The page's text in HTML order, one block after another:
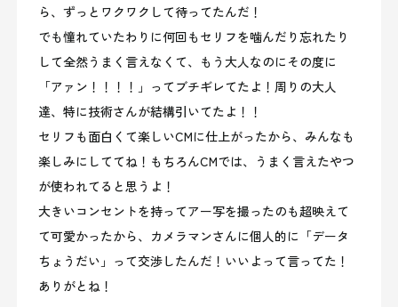
ら、ずっとワクワクして待ってたんだ！
でも憧れていたわりに何回もセリフを噛んだり忘れたり
して全然うまく言えなくて、もう大人なのにその度に
「アァン！！！！」ってブチギレてたよ！周りの大人
達、特に技術さんが結構引いてたよ！！
セリフも面白くて楽しいCMに仕上がったから、みんなも
楽しみにしててね！もちろんCMでは、うまく言えたやつ
が使われてると思うよ！
大きいコンセントを持ってアー写を撮ったのも超映えて
て可愛かったから、カメラマンさんに個人的に「データ
ちょうだい」って交渉したんだ！いいよって言ってた！
ありがとね！